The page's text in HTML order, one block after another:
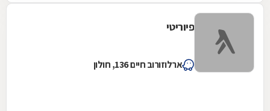
פיוריטי
ארלוזורוב חיים 136, חולון